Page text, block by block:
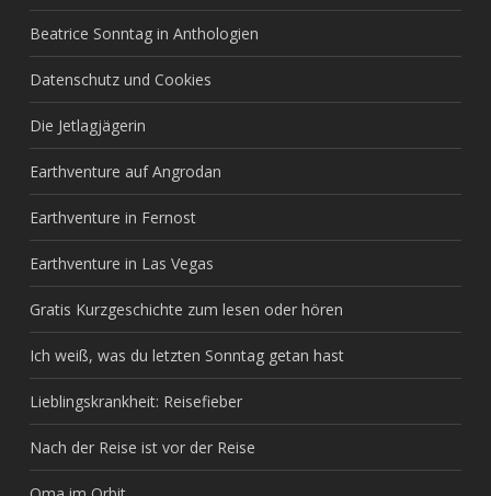
Beatrice Sonntag in Anthologien
Datenschutz und Cookies
Die Jetlagjägerin
Earthventure auf Angrodan
Earthventure in Fernost
Earthventure in Las Vegas
Gratis Kurzgeschichte zum lesen oder hören
Ich weiß, was du letzten Sonntag getan hast
Lieblingskrankheit: Reisefieber
Nach der Reise ist vor der Reise